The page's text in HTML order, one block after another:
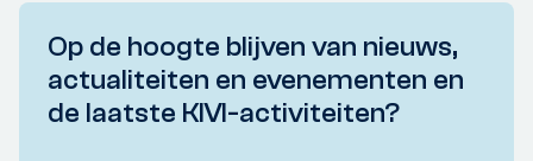
Op de hoogte blijven van nieuws,
actualiteiten en evenementen en
de laatste KIVI-activiteiten?